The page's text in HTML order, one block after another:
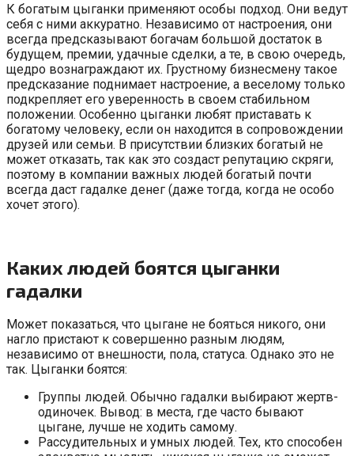
К богатым цыганки применяют особы подход. Они ведут
себя с ними аккуратно. Независимо от настроения, они
всегда предсказывают богачам большой достаток в
будущем, премии, удачные сделки, а те, в свою очередь,
щедро вознаграждают их. Грустному бизнесмену такое
предсказание поднимает настроение, а веселому только
подкрепляет его уверенность в своем стабильном
положении. Особенно цыганки любят приставать к
богатому человеку, если он находится в сопровождении
друзей или семьи. В присутствии близких богатый не
может отказать, так как это создаст репутацию скряги,
поэтому в компании важных людей богатый почти
всегда даст гадалке денег (даже тогда, когда не особо
хочет этого).
Каких людей боятся цыганки
гадалки
Может показаться, что цыгане не бояться никого, они
нагло пристают к совершенно разным людям,
независимо от внешности, пола, статуса. Однако это не
так. Цыганки боятся:
Группы людей. Обычно гадалки выбирают жертв-
одиночек. Вывод: в места, где часто бывают
цыгане, лучше не ходить самому.
Рассудительных и умных людей. Тех, кто способен